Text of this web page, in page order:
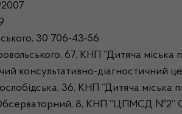
30 706-43-56
67, КНП “Дитяча міська
консультативно-діагностичний
36, КНП “Дитяча міська
8, КНП “ЦПМСД №2”